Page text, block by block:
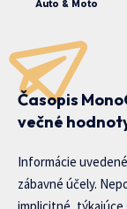
Auto & Moto
Časopis
večné
Informácie
zábavné účely.